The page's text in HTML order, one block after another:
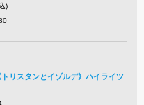
)
リスタンとイゾルデ》ハイライツ